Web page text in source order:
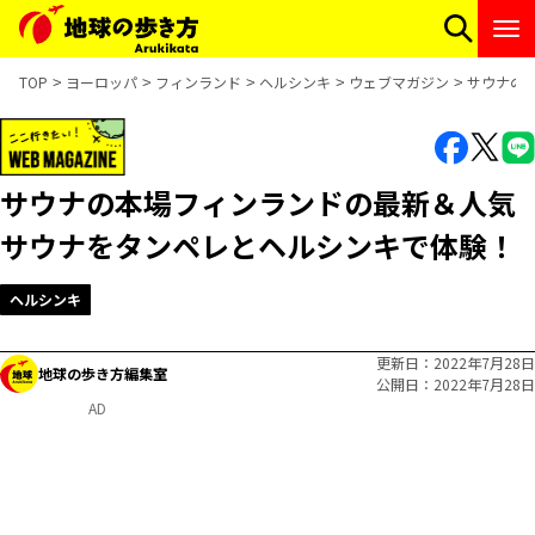
TOP ヨーロッパ フィンランド ヘルシンキ ウェブマガジン サウナの
サウナの本場フィンランドの最新＆人気
サウナをタンペレとヘルシンキで体験！
ヘルシンキ
地球の歩き方編集室
更新日
2022年7月28日
公開日
2022年7月28日
AD